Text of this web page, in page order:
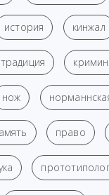
история кинжал
нож
право